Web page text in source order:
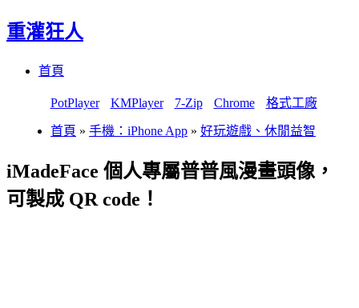
重灌狂人
首頁
PotPlayer KMPlayer 7-Zip Chrome 格式工廠
首頁 » 手機：iPhone App » 好玩遊戲、休閒益智
iMadeFace 個人專屬普普風漫畫頭像，
可製成 QR code！